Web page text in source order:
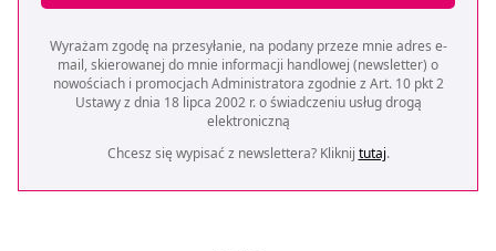
Wyrażam zgodę na przesyłanie, na podany przeze mnie adres e-
mail, skierowanej do mnie informacji handlowej (newsletter) o
nowościach i promocjach Administratora zgodnie z Art. 10 pkt 2
Ustawy z dnia 18 lipca 2002 r. o świadczeniu usług drogą
elektroniczną
Chcesz się wypisać z newslettera? Kliknij tutaj.